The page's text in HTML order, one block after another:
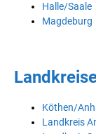
Halle/Saale
Magdeburg
Köthen/
Landkreis